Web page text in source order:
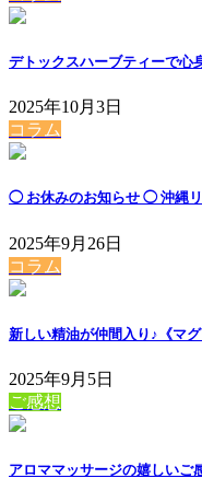
デトックスハーブティーで心
2025年10月3日
コラム
◯ お休みのお知らせ ◯ 沖縄
2025年9月26日
コラム
新しい精油が仲間入り♪《マグ
2025年9月5日
ご感想
アロママッサージの嬉しいご